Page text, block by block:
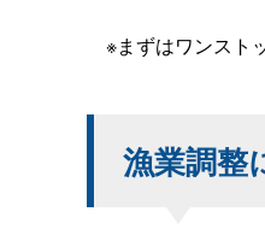
※まずはワンスト
漁業調整